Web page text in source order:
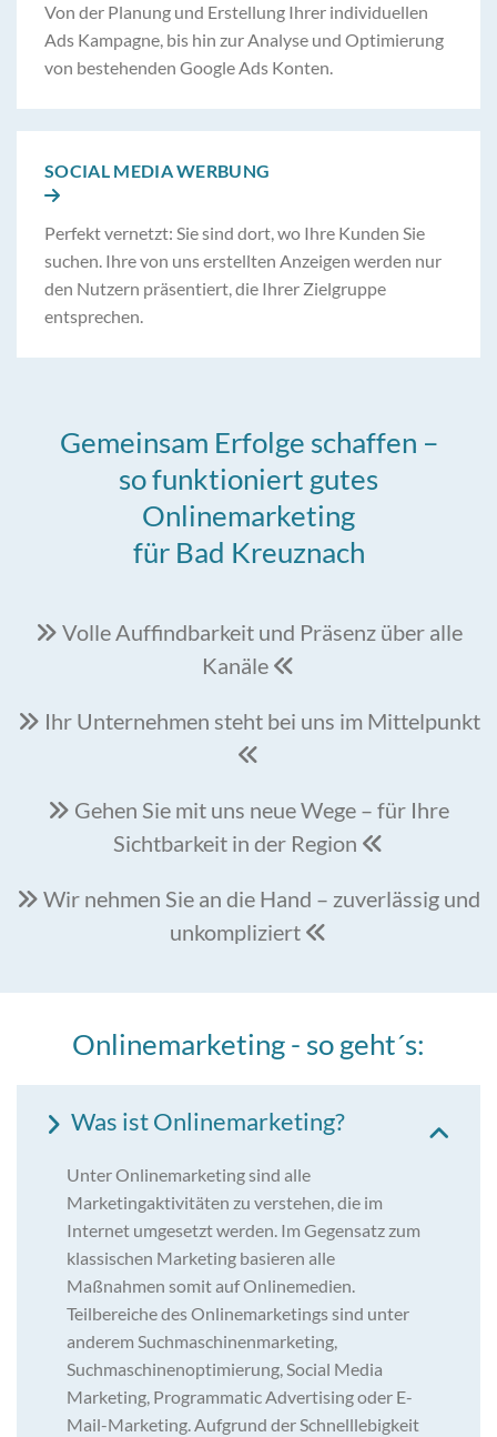
Von der Planung und Erstellung Ihrer individuellen
Ads Kampagne, bis hin zur Analyse und Optimierung
von bestehenden Google Ads Konten.
SOCIAL MEDIA WERBUNG

Perfekt vernetzt: Sie sind dort, wo Ihre Kunden Sie
suchen. Ihre von uns erstellten Anzeigen werden nur
den Nutzern präsentiert, die Ihrer Zielgruppe
entsprechen.
Gemeinsam Erfolge schaffen –
so funktioniert gutes
Onlinemarketing
für Bad Kreuznach
 Volle Auffindbarkeit und Präsenz über alle
Kanäle 
 Ihr Unternehmen steht bei uns im Mittelpunkt

 Gehen Sie mit uns neue Wege – für Ihre
Sichtbarkeit in der Region 
 Wir nehmen Sie an die Hand – zuverlässig und
unkompliziert 
Onlinemarketing - so geht´s:
Was ist Onlinemarketing?
Unter Onlinemarketing sind alle
Marketingaktivitäten zu verstehen, die im
Internet umgesetzt werden. Im Gegensatz zum
klassischen Marketing basieren alle
Maßnahmen somit auf Onlinemedien.
Teilbereiche des Onlinemarketings sind unter
anderem Suchmaschinenmarketing,
Suchmaschinenoptimierung, Social Media
Marketing, Programmatic Advertising oder E-
Mail-Marketing. Aufgrund der Schnelllebigkeit